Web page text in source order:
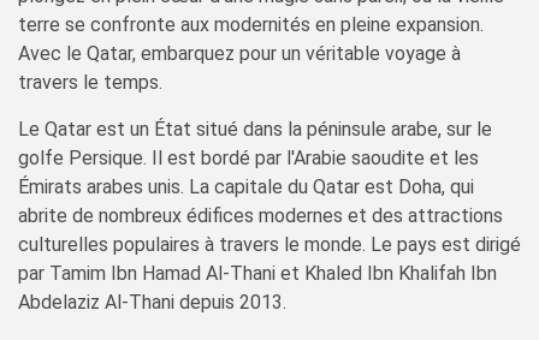
terre se confronte aux modernités en pleine expansion.
Avec le Qatar, embarquez pour un véritable voyage à
travers le temps.
Le Qatar est un État situé dans la péninsule arabe, sur le
golfe Persique. Il est bordé par l'Arabie saoudite et les
Émirats arabes unis. La capitale du Qatar est Doha, qui
abrite de nombreux édifices modernes et des attractions
culturelles populaires à travers le monde. Le pays est dirigé
par Tamim Ibn Hamad Al-Thani et Khaled Ibn Khalifah Ibn
Abdelaziz Al-Thani depuis 2013.